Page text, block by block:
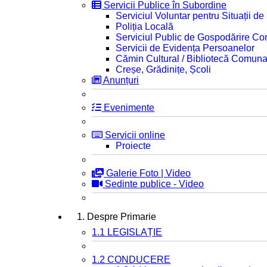
Servicii Publice în Subordine
Serviciul Voluntar pentru Situații de
Poliția Locală
Serviciul Public de Gospodărire
Servicii de Evidența Persoanelor
Cămin Cultural / Bibliotecă
Creșe, Grădinițe, Școli
Anunțuri
Evenimente
Servicii online
Proiecte
Galerie Foto | Video
Sedinte publice - Video
1. Despre Primarie
1.1 LEGISLAȚIE
1.2 CONDUCERE